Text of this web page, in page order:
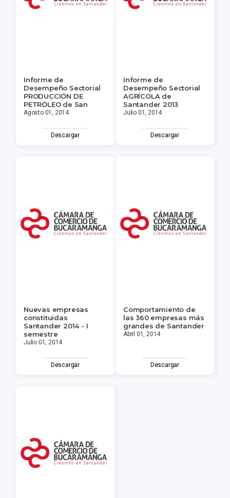
Informe de
Desempeño Sectorial
PRODUCCIÓN DE
PETRÓLEO de San
Agosto 01, 2014
Descargar
Informe de
Desempeño Sectorial
AGRÍCOLA de
Santander 2013
Julio 01, 2014
Descargar
Nuevas empresas
constituidas
Santander 2014 - I
semestre
Julio 01, 2014
Descargar
Comportamiento de
las 360 empresas más
grandes de Santander
Abril 01, 2014
Descargar